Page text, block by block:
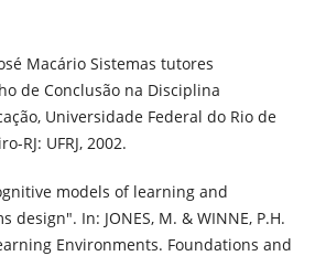
Macário Sistemas tutores
de Conclusão na Disciplina
Universidade Federal do Rio de
RJ: UFRJ, 2002.
models of learning and
design". In: JONES, M. & WINNE, P.H.
Environments. Foundations and